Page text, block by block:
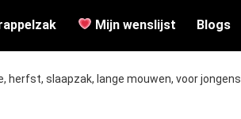
Mijn wenslijst Blogs
herfst, slaapzak, lange mouwen, voor jongens